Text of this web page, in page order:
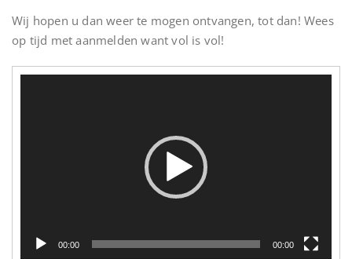
Wij hopen u dan weer te mogen ontvangen, tot dan! Wees
op tijd met aanmelden want vol is vol!
00:00 00:00